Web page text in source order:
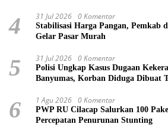
4 31 Jul 2026 0 Komentar
Stabilisasi Harga Pangan, Pemkab
Gelar Pasar Murah
5 31 Jul 2026 0 Komentar
Polisi Ungkap Kasus Dugaan
Banyumas, Korban Diduga Dibuat
6 1 Agu 2026 0 Komentar
PWP RU Cilacap Salurkan 100
Percepatan Penurunan Stunting